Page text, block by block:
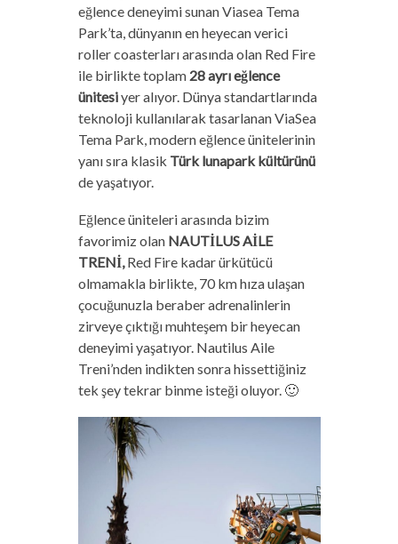
eğlence deneyimi sunan Viasea Tema
Park’ta, dünyanın en heyecan verici
roller coasterları arasında olan Red Fire
ile birlikte toplam 28 ayrı eğlence
ünitesiyer alıyor. Dünya standartlarında
teknoloji kullanılarak tasarlanan ViaSea
Tema Park, modern eğlence ünitelerinin
yanı sıra klasik Türk lunapark kültürünü
de yaşatıyor.
Eğlence üniteleri arasında bizim
favorimiz olan NAUTİLUS AİLE
TRENİ,Red Fire kadar ürkütücü
olmamakla birlikte, 70 km hıza ulaşan
çocuğunuzla beraber adrenalinlerin
zirveye çıktığı muhteşem bir heyecan
deneyimi yaşatıyor. Nautilus Aile
Treni’nden indikten sonra hissettiğiniz
tek şey tekrar binme isteği oluyor. 🙂